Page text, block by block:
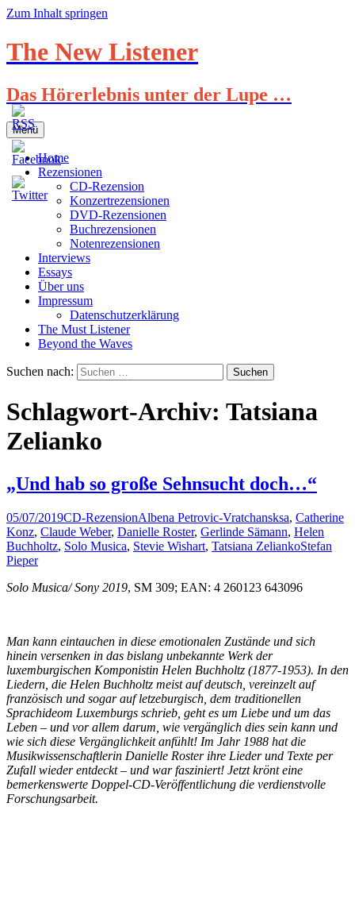
Zum Inhalt springen
The New Listener
Das Hörerlebnis unter der Lupe …
Menü
Home
Rezensionen
CD-Rezension
Konzertrezensionen
DVD-Rezensionen
Buchrezensionen
Notenrezensionen
Interviews
Essays
Über uns
Impressum
Datenschutzerklärung
The Must Listener
Beyond the Waves
Suchen nach:
Schlagwort-Archiv: Tatsiana
Zelianko
„Und hab so große Sehnsucht doch…“
05/07/2019CD-RezensionAlbena Petrovic-Vratchansksa, Catherine
Konz, Claude Weber, Danielle Roster, Gerlinde Sämann, Helen
Buchholtz, Solo Musica, Stevie Wishart, Tatsiana ZeliankoStefan
Pieper
Solo Musica/ Sony 2019, SM 309; EAN: 4 260123 643096
Man kann eintauchen in diese emotionalen Zustände und sich
hinein versenken in das bislang unbekannte Werk der
luxemburgischen Komponistin Helen Buchholtz (1877-1953). In den
Liedern, die Helen Buchholtz meist auf deutsch, vereinzelt auf
französisch und sogar auf letzeburgisch, dem traditionellen
Sprachideom Luxemburgs schrieb, geht es um Liebe und um das
Leben – und vor allem darum, wie vergänglich dies sein kann und
wie sich diese Vergänglichkeit anfühlt! Im Jahr 1988 hat die
Musikwissenschaftlerin Danielle Roster ihre Lieder und Texte per
Zufall wieder entdeckt – und war fasziniert! Jetzt krönt eine
bemerkenswerte Doppel-CD-Veröffentlichung die verdienstvolle
Forschungsarbeit.